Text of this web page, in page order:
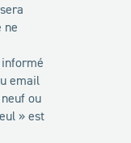
ne
email
ou
» est